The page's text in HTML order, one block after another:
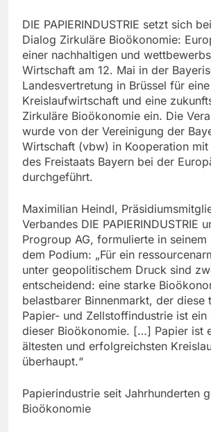
DIE PAPIERINDUSTRIE setzt sich
Dialog Zirkuläre Bioökonomie:
einer nachhaltigen und
Wirtschaft am 12. Mai in der
Landesvertretung in Brüssel für
Kreislaufwirtschaft und eine
Zirkuläre Bioökonomie ein. Die
wurde von der Vereinigung der
Wirtschaft (vbw) in Kooperation mit
des Freistaats Bayern bei der
durchgeführt.
Maximilian Heindl,
Verbandes DIE PAPIERINDUSTRIE
Progroup AG, formulierte in seinem
dem Podium: „Für ein
unter geopolitischem Druck sind
entscheidend: eine starke
belastbarer Binnenmarkt, der diese
Papier- und Zellstoffindustrie ist ein
dieser Bioökonomie. […] Papier ist
ältesten und erfolgreichsten
überhaupt.“
Papierindustrie seit Jahrhunderten
Bioökonomie